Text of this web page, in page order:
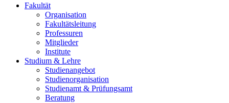
Fakultät
Organisation
Fakultätsleitung
Professuren
Mitglieder
Institute
Studium & Lehre
Studienangebot
Studienorganisation
Studienamt & Prüfungsamt
Beratung